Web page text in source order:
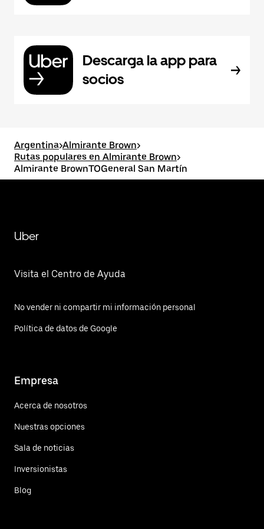
Descarga la app para
socios
Argentina>Almirante Brown>
Rutas populares en Almirante Brown>
Almirante BrownTOGeneral San Martín
Uber
Visita el Centro de Ayuda
No vender ni compartir mi información personal
Política de datos de Google
Empresa
Acerca de nosotros
Nuestras opciones
Sala de noticias
Inversionistas
Blog